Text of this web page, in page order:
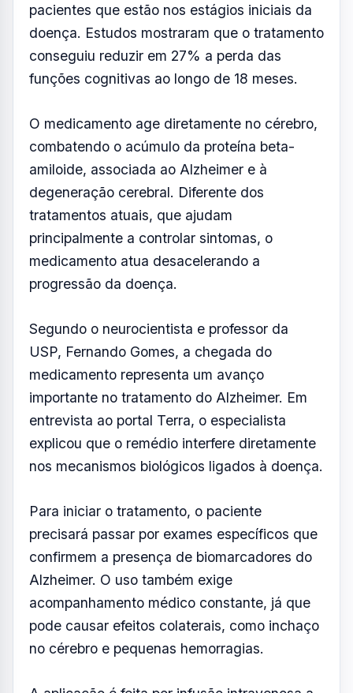
pacientes que estão nos estágios iniciais da
doença. Estudos mostraram que o tratamento
conseguiu reduzir em 27% a perda das
funções cognitivas ao longo de 18 meses.
O medicamento age diretamente no cérebro,
combatendo o acúmulo da proteína beta-
amiloide, associada ao Alzheimer e à
degeneração cerebral. Diferente dos
tratamentos atuais, que ajudam
principalmente a controlar sintomas, o
medicamento atua desacelerando a
progressão da doença.
Segundo o neurocientista e professor da
USP, Fernando Gomes, a chegada do
medicamento representa um avanço
importante no tratamento do Alzheimer. Em
entrevista ao portal Terra, o especialista
explicou que o remédio interfere diretamente
nos mecanismos biológicos ligados à doença.
Para iniciar o tratamento, o paciente
precisará passar por exames específicos que
confirmem a presença de biomarcadores do
Alzheimer. O uso também exige
acompanhamento médico constante, já que
pode causar efeitos colaterais, como inchaço
no cérebro e pequenas hemorragias.